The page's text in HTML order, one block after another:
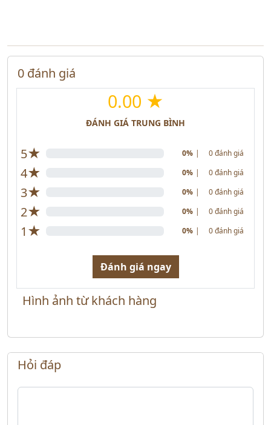
0 đánh giá
0.00 ★
ĐÁNH GIÁ TRUNG BÌNH
5★ 0% 0 đánh giá
4★ 0% 0 đánh giá
3★ 0% 0 đánh giá
2★ 0% 0 đánh giá
1 ★ 0% 0 đánh giá
Đánh giá ngay
Hình ảnh từ khách hàng
Hỏi đáp